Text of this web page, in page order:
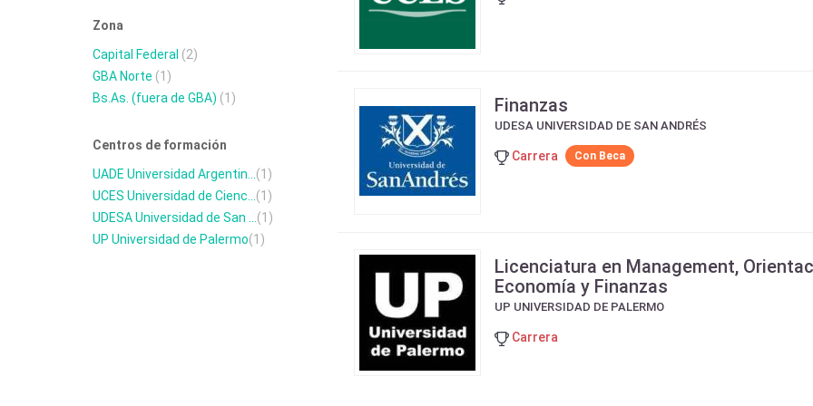
Zona
Capital Federal (2)
GBA Norte (1)
Bs.As. (fuera de GBA) (1)
Centros de formación
UADE Universidad Argentin... (1)
UCES Universidad de Cienc... (1)
UDESA Universidad de San ... (1)
UP Universidad de Palermo(1)
Finanzas
UDESA UNIVERSIDAD DE SAN ANDRÉS
Carrera Con Beca
Licenciatura en Management,
Economía y Finanzas
UP UNIVERSIDAD DE PALERMO
Carrera